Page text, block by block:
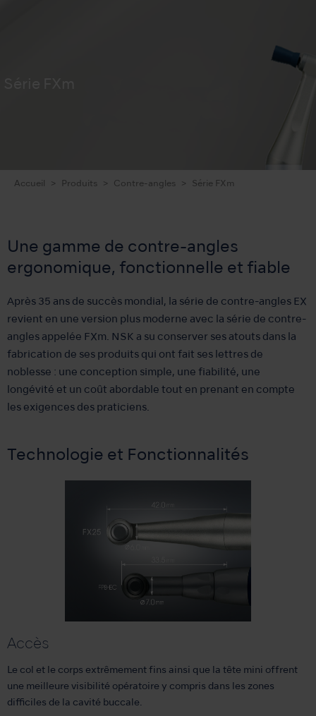
Accueil Produits Contre-angles Série FXm
Une gamme de contre-angles
ergonomique, fonctionnelle et fiable
Après 35 ans de succès mondial, la série de contre-angles EX
revient en une version plus moderne avec la série de contre-
angles appelée FXm. NSK a su conserver ses atouts dans la
fabrication de ses produits qui ont fait ses lettres de
noblesse : une conception simple, une fiabilité, une
longévité et un coût abordable tout en prenant en compte
les exigences des praticiens.
Technologie et Fonctionnalités
Accès
Le col et le corps extrêmement fins ainsi que la tête mini offrent
une meilleure visibilité opératoire y compris dans les zones
difficiles de la cavité buccale.